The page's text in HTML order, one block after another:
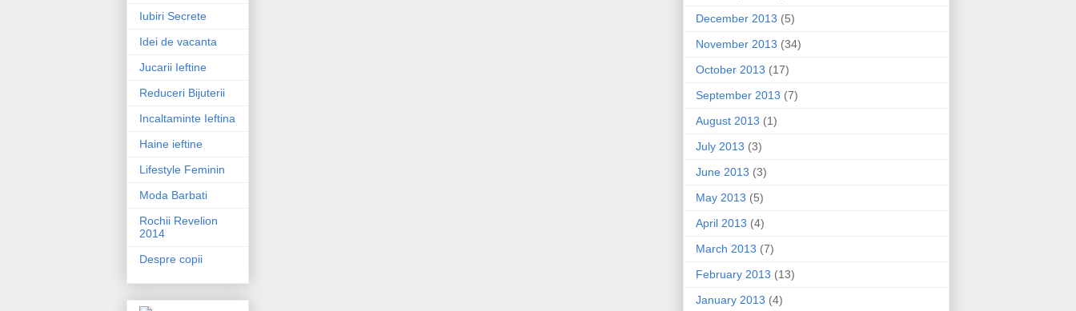
Iubiri Secrete
Idei de vacanta
Jucarii Ieftine
Reduceri Bijuterii
Incaltaminte Ieftina
Haine ieftine
Lifestyle Feminin
Moda Barbati
Rochii Revelion
2014
Despre copii
December 2013 (5)
November 2013 (34)
October 2013 (17)
September 2013 (7)
August 2013 (1)
July 2013 (3)
June 2013 (3)
May 2013 (5)
April 2013 (4)
March 2013 (7)
February 2013 (13)
January 2013 (4)